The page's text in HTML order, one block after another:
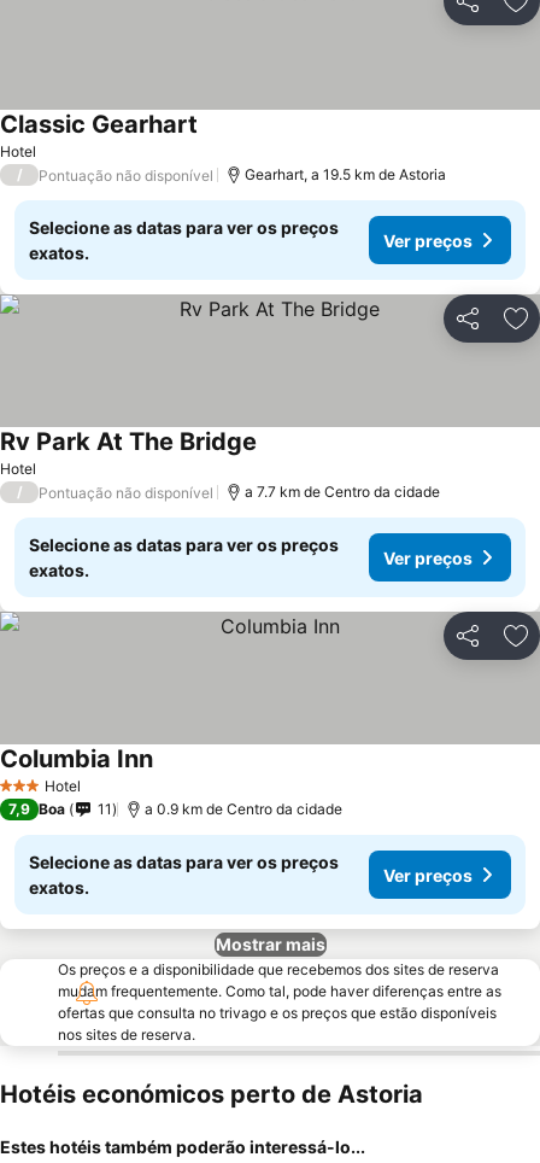
Partilhar
Hotel
Classic Gearhart
/ Pontuação não disponível Gearhart, a 19.5 km de Astoria
Selecione as datas para ver os preços
exatos.
Ver preços
Partilhar
Hotel
Rv Park At The Bridge
/ Pontuação não disponível a 7.7 km de Centro da cidade
Selecione as datas para ver os preços
exatos.
Ver preços
Partilhar
3 EstrelasHotel
Columbia Inn
7,9 Boa 11 a 0.9 km de Centro da cidade
Selecione as datas para ver os preços
exatos.
Ver preços
Mostrar mais
Os preços e a disponibilidade que recebemos dos sites de reserva
mudam frequentemente. Como tal, pode haver diferenças entre as
ofertas que consulta no trivago e os preços que estão disponíveis
nos sites de reserva.
Hotéis económicos perto de Astoria
Estes hotéis também poderão interessá-lo...